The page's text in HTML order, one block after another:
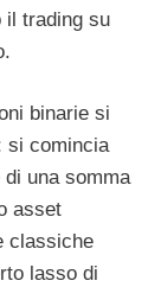
il trading su
binarie si
si comincia
di una somma
asset
classiche
lasso di